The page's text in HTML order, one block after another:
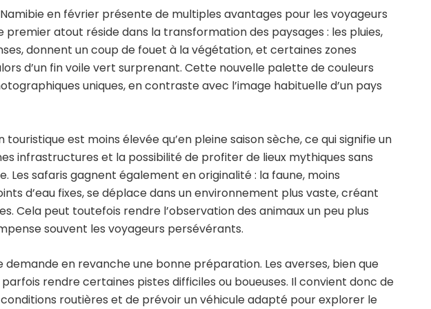
en février présente de multiples avantages pour les voyageurs
premier atout réside dans la transformation des paysages : les pluies,
donnent un coup de fouet à la végétation, et certaines zones
d’un fin voile vert surprenant. Cette nouvelle palette de couleurs
uniques, en contraste avec l’image habituelle d’un pays
est moins élevée qu’en pleine saison sèche, ce qui signifie un
infrastructures et la possibilité de profiter de lieux mythiques sans
Les safaris gagnent également en originalité : la faune, moins
d’eau fixes, se déplace dans un environnement plus vaste, créant
Cela peut toutefois rendre l’observation des animaux un peu plus
souvent les voyageurs persévérants.
demande en revanche une bonne préparation. Les averses, bien que
rendre certaines pistes difficiles ou boueuses. Il convient donc de
routières et de prévoir un véhicule adapté pour explorer le